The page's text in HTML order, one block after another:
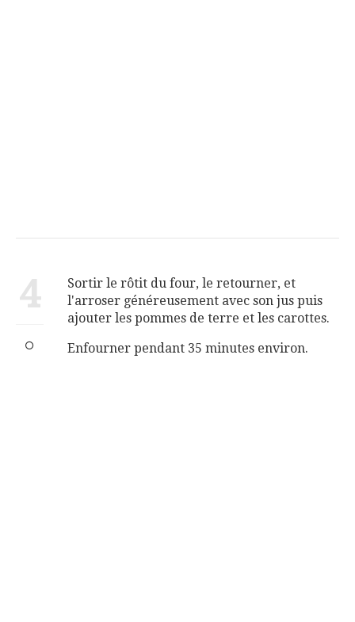
4
Sortir le rôtit du four, le retourner, et
l'arroser généreusement avec son jus puis
ajouter les pommes de terre et les carottes.
Enfourner pendant 35 minutes environ.